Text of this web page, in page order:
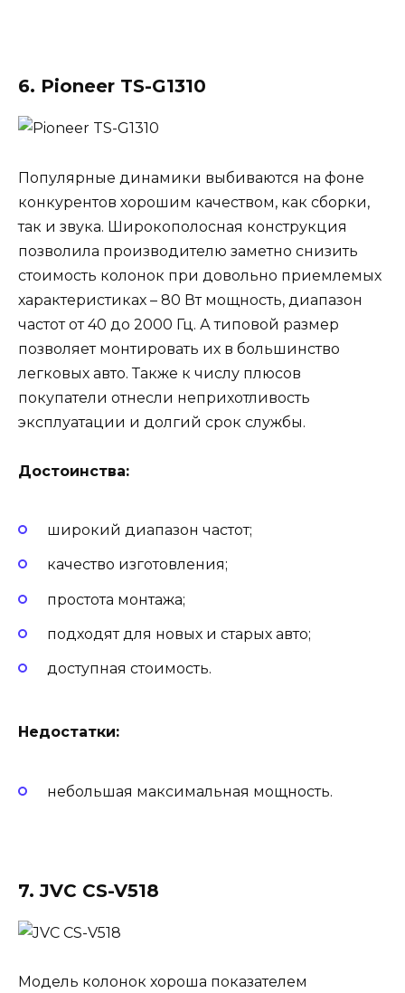
6. Pioneer TS-G1310
Популярные динамики выбиваются на фоне
конкурентов хорошим качеством, как сборки,
так и звука. Широкополосная конструкция
позволила производителю заметно снизить
стоимость колонок при довольно приемлемых
характеристиках – 80 Вт мощность, диапазон
частот от 40 до 2000 Гц. А типовой размер
позволяет монтировать их в большинство
легковых авто. Также к числу плюсов
покупатели отнесли неприхотливость
эксплуатации и долгий срок службы.
Достоинства:
широкий диапазон частот;
качество изготовления;
простота монтажа;
подходят для новых и старых авто;
доступная стоимость.
Недостатки:
небольшая максимальная мощность.
7. JVC CS-V518
Модель колонок хороша показателем